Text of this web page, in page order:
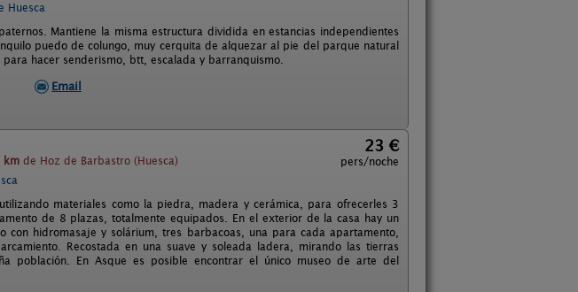
Huesca
Mantiene la misma estructura dividida en estancias independientes
puedo de colungo, muy cerquita de alquezar al pie del parque natural
hacer senderismo, btt, escalada y barranquismo.
Email
km de Hoz de Barbastro (Huesca)
23 €
pers/noche
materiales como la piedra, madera y cerámica, para ofrecerles 3
de 8 plazas, totalmente equipados. En el exterior de la casa hay un
hidromasaje y solárium, tres barbacoas, una para cada apartamento,
Recostada en una suave y soleada ladera, mirando las tierras
población. En Asque es posible encontrar el único museo de arte del